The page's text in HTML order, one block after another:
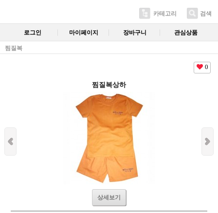
카테고리 검색
로그인 마이페이지 장바구니 관심상품
찜질복
0
찜질복상하
상세보기